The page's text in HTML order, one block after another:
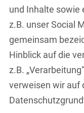
und Inhalte sowie
z.B. unser Social
gemeinsam
Hinblick auf die
z.B.
verweisen wir auf